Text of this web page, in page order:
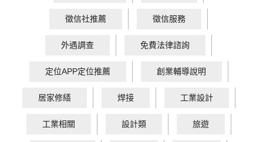
徵信社推薦 徵信服務
外遇調查 免費法律諮詢
定位APP定位推薦 創業輔導說明
居家修繕 焊接 工業設計
工業相關 設計類 旅遊